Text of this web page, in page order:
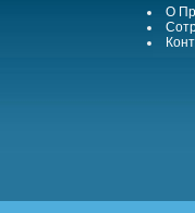
О